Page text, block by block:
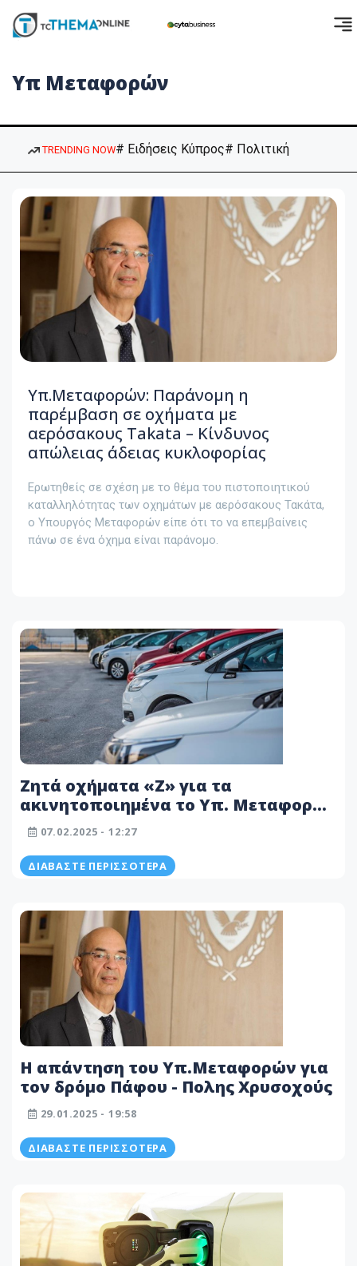
Υπ Μεταφορών
TRENDING NOW# Ειδήσεις Κύπρος# Πολιτική
Υπ.Μεταφορών: Παράνομη η
παρέμβαση σε οχήματα με
αερόσακους Takata – Κίνδυνος
απώλειας άδειας κυκλοφορίας
Ερωτηθείς σε σχέση με το θέμα του πιστοποιητικού
καταλληλότητας των οχημάτων με αερόσακους Τακάτα,
ο Υπουργός Μεταφορών είπε ότι το να επεμβαίνεις
πάνω σε ένα όχημα είναι παράνομο.
Ζητά οχήματα «Z» για τα
ακινητοποιημένα το Υπ. Μεταφορών
- Δεν θα είναι δωρεάν
07.02.2025 - 12:27
ΔΙΑΒΆΣΤΕ ΠΕΡΙΣΣΌΤΕΡΑ
Η απάντηση του Υπ.Μεταφορών για
τον δρόμο Πάφου - Πολης Χρυσοχούς
29.01.2025 - 19:58
ΔΙΑΒΆΣΤΕ ΠΕΡΙΣΣΌΤΕΡΑ